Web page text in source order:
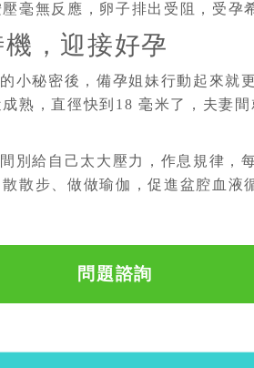
毫無反應，卵子排出受阻，受孕
，迎接好孕
小秘密後，備孕姐妹行動起來就
熟，直徑快到18 毫米了，夫妻
別給自己太大壓力，作息規律，
散步、做做瑜伽，促進盆腔血液
問題諮詢